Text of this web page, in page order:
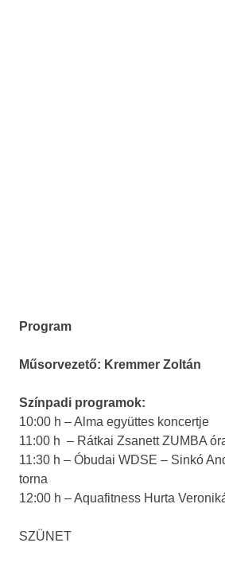
Program
Műsorvezető: Kremmer Zoltán
Színpadi programok:
10:00 h – Alma együttes koncertje
11:00 h – Rátkai Zsanett ZUMBA
11:30 h – Óbudai WDSE – Sinkó
torna
12:00 h – Aquafitness Hurta
SZÜNET